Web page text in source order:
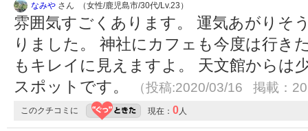
なみや さん （女性/鹿児島市/30代/Lv.23）
雰囲気すごくあります。 運気あがりそ
りました。 神社にカフェも今度は行き
もキレイに見えますよ。 天文館からは
スポットです。
（投稿:2020/03/16 掲載：
このクチコミに 現在： 0人